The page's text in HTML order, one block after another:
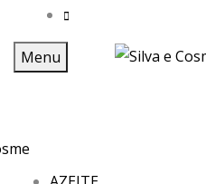
Menu